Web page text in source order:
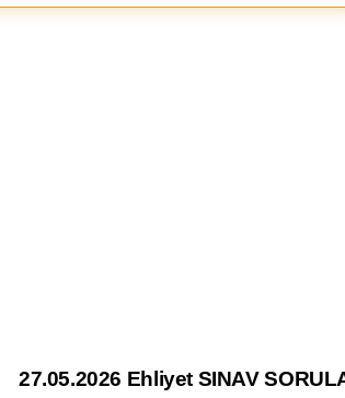
27.05.2026 Ehliyet SINAV